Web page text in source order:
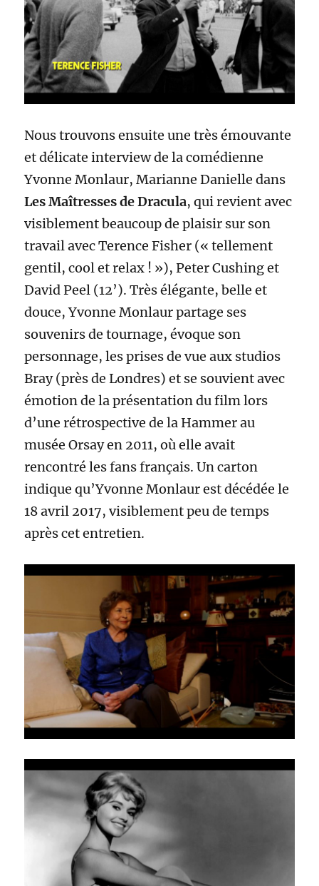
Nous trouvons ensuite une très émouvante
et délicate interview de la comédienne
Yvonne Monlaur, Marianne Danielle dans
Les Maîtresses de Dracula, qui revient avec
visiblement beaucoup de plaisir sur son
travail avec Terence Fisher (« tellement
gentil, cool et relax ! »), Peter Cushing et
David Peel (12’). Très élégante, belle et
douce, Yvonne Monlaur partage ses
souvenirs de tournage, évoque son
personnage, les prises de vue aux studios
Bray (près de Londres) et se souvient avec
émotion de la présentation du film lors
d’une rétrospective de la Hammer au
musée Orsay en 2011, où elle avait
rencontré les fans français. Un carton
indique qu’Yvonne Monlaur est décédée le
18 avril 2017, visiblement peu de temps
après cet entretien.